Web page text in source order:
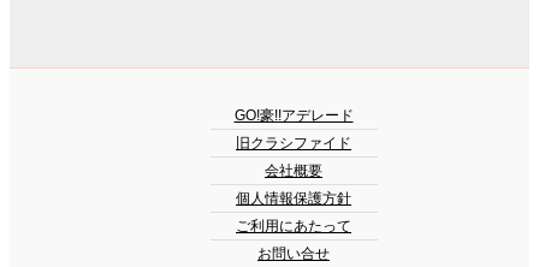
GO!豪!!アデレード
旧クラシファイド
会社概要
個人情報保護方針
ご利用にあたって
お問い合せ